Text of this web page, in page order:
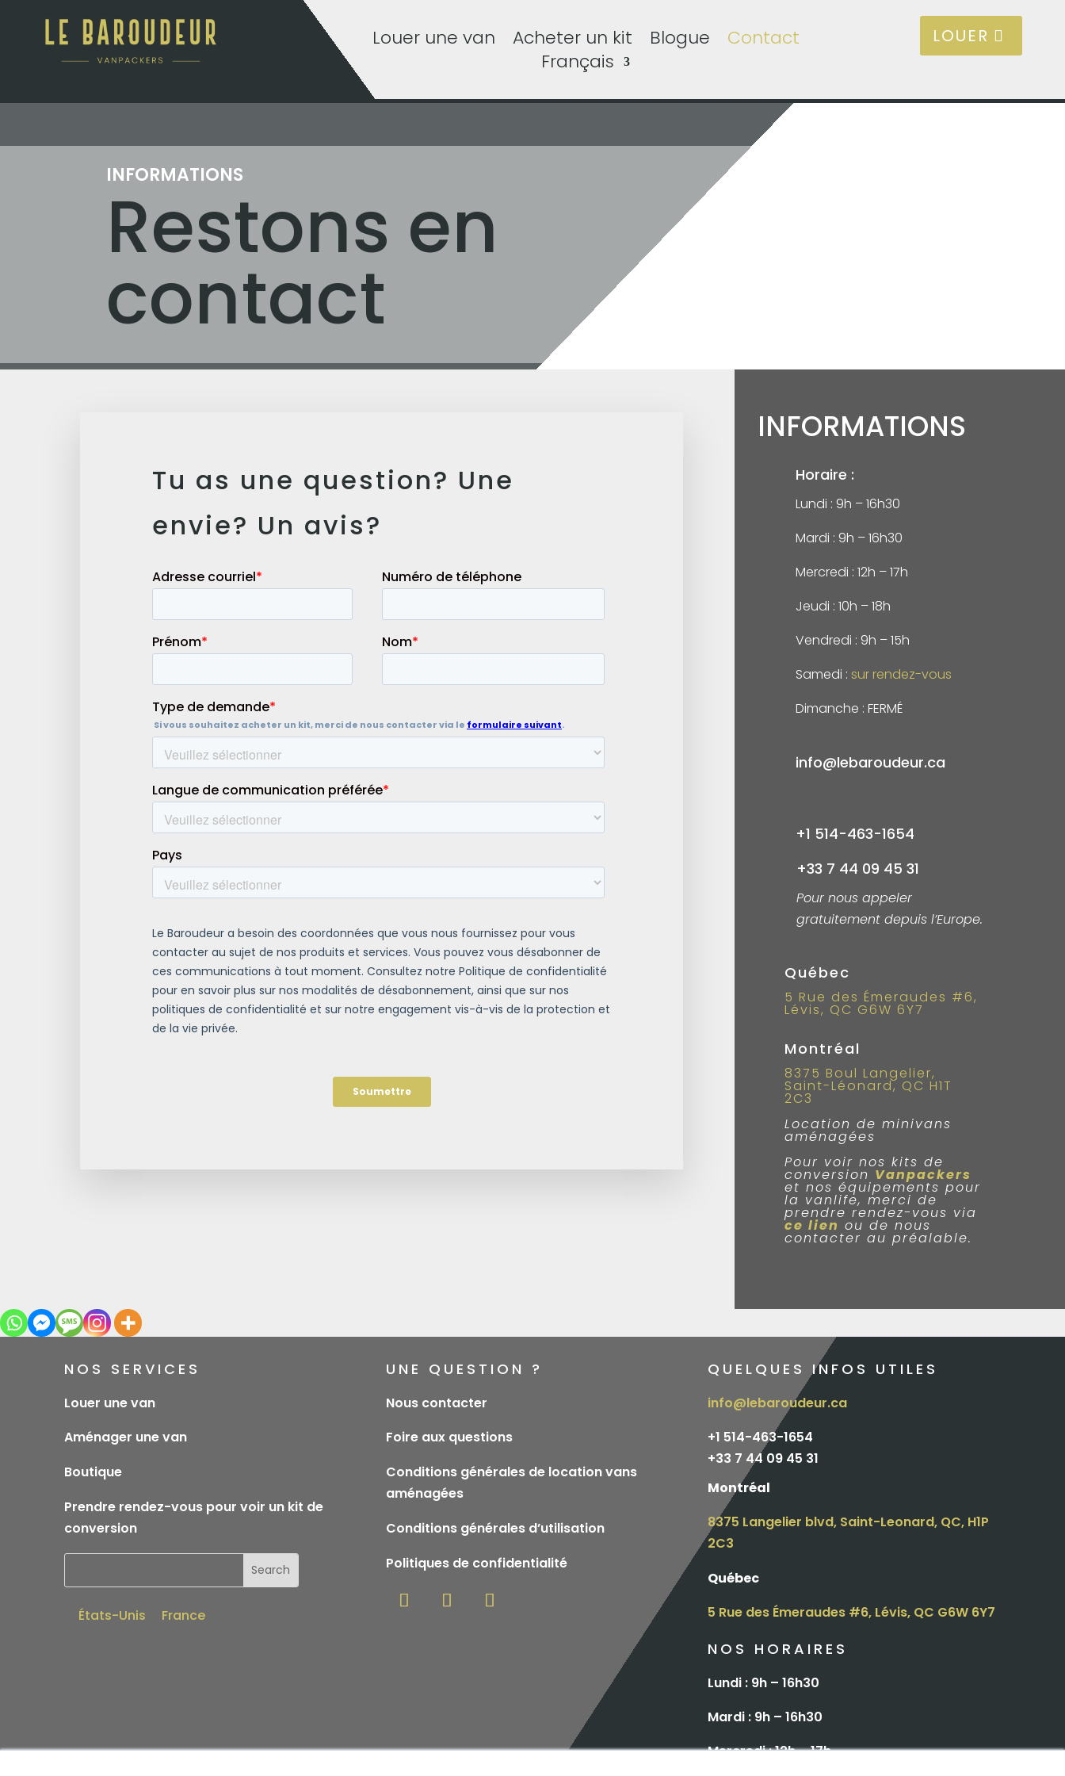
Louer une van Acheter un kit Blogue
Contact
Français
LOUER
INFORMATIONS
Restons en
contact
Tu as une question? Une
envie? Un avis?
INFORMATIONS
Horaire :
Lundi : 9h – 16h30
Mardi : 9h – 16h30
Mercredi : 12h – 17h
Jeudi : 10h – 18h
Vendredi : 9h – 15h
Samedi : sur rendez-vous
Dimanche : FERMÉ
info@lebaroudeur.ca
+1 514-463-1654
+33 7 44 09 45 31
Pour nous appeler
gratuitement depuis l’Europe.
Québec
5 Rue des Émeraudes #6,
Lévis, QC G6W 6Y7
Montréal
8375 Boul Langelier,
Saint-Léonard, QC H1T
2C3
Location de minivans
aménagées
Pour voir nos kits de
conversion Vanpackers
et nos équipements pour
la vanlife, merci de
prendre rendez-vous via
ce lien ou de nous
contacter au préalable.
NOS SERVICES
Louer une van
Aménager une van
Boutique
Prendre rendez-vous pour voir un kit de
conversion
États-Unis France
UNE QUESTION ?
Nous contacter
Foire aux questions
Conditions générales de location vans
aménagées
Conditions générales d’utilisation
Politiques de confidentialité
QUELQUES INFOS UTILES
info@lebaroudeur.ca
+1 514-463-1654
+33 7 44 09 45 31
Montréal
8375 Langelier blvd, Saint-Leonard, QC, H1P
2C3
Québec
5 Rue des Émeraudes #6, Lévis, QC G6W 6Y7
NOS HORAIRES
Lundi : 9h – 16h30
Mardi : 9h – 16h30
Mercredi : 12h – 17h